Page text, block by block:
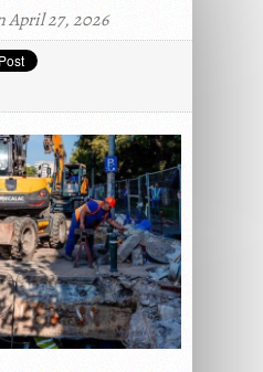
April 27, 2026